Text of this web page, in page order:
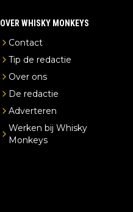
OVER WHISKY MONKEYS
Contact
Tip de redactie
Over ons
De redactie
Adverteren
Werken bij Whisky
Monkeys